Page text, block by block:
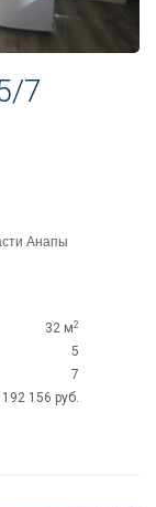
7
Анапы
32 м2
5
7
192 156 руб.